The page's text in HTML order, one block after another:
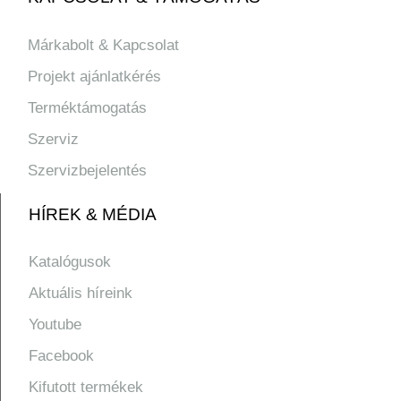
Márkabolt & Kapcsolat
Projekt ajánlatkérés
Terméktámogatás
Szerviz
Szervizbejelentés
HÍREK & MÉDIA
Katalógusok
Aktuális híreink
Youtube
Facebook
Kifutott termékek